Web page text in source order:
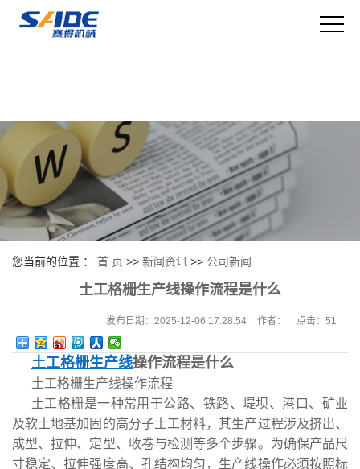
您当前的位置 ： 首 页 >> 新闻资讯 >> 公司新闻
土工格栅生产线操作流程是什么
发布日期： 2025-12-06 17:28:54 作者： 点击： 51
土工格栅生产线操作流程是什么
土工格栅生产线操作流程
土工格栅是一种常用于公路、铁路、堤坝、港口、矿业
及软土地基加固的高分子土工材料，其生产过程涉及挤出、
成型、拉伸、定型、收卷与检测等多个步骤。为确保产品尺
寸稳定、拉伸强度高、孔结构均匀，生产线操作必须按照标